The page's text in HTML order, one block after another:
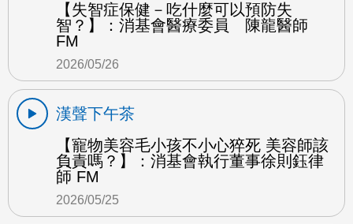
【失智症保健－吃什麼可以預防失
智？】：消基會醫療委員 陳龍醫師
FM
2026/05/26
漢聲下午茶
【寵物美容毛小孩不小心猝死 美容師該
負責嗎？】：消基會執行董事徐則鈺律
師 FM
2026/05/25